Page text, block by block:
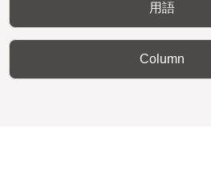
用語
Column